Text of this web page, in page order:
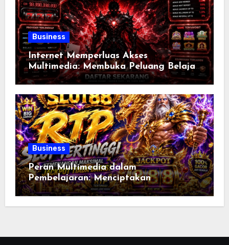
Business
Internet Memperluas Akses
Multimedia: Membuka Peluang Belajar,
Bekerja, dan Berbagi Informasi Tanpa
Batas di Era Digital
Business
Peran Multimedia dalam
Pembelajaran: Menciptakan
Pengalaman Belajar yang Lebih
Interaktif, Menarik, dan Efektif di Era